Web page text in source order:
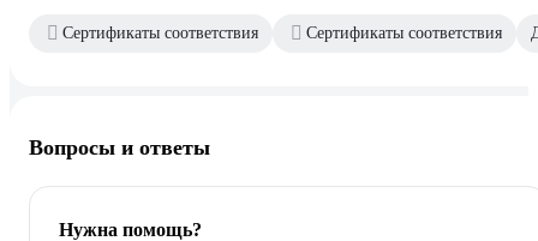
Сертификаты соответствия Сертификаты соответствия
Вопросы и ответы
Нужна помощь?